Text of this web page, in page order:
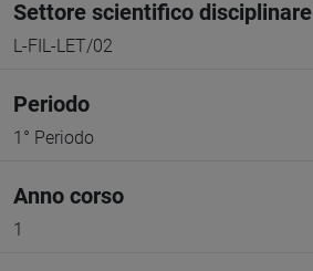
Settore scientifico disciplinare
L-FIL-LET/02
Periodo
1° Periodo
Anno corso
1